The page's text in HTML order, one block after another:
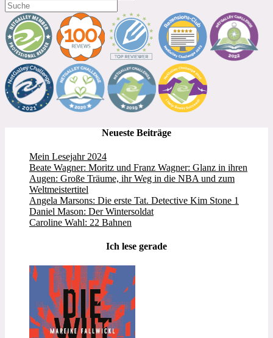
Neueste Beiträge
Mein Lesejahr 2024
Beate Wagner: Moritz und Franz Wagner: Glanz in ihren
Augen: Große Träume, ihr Weg in die NBA und zum
Weltmeistertitel
Angela Marsons: Die erste Tat. Detective Kim Stone 1
Daniel Mason: Der Wintersoldat
Caroline Wahl: 22 Bahnen
Ich lese gerade